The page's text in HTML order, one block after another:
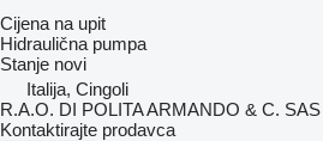
Cijena na upit
Hidraulična pumpa
Stanje novi
Italija, Cingoli
R.A.O. DI POLITA ARMANDO & C. SAS
Kontaktirajte prodavca